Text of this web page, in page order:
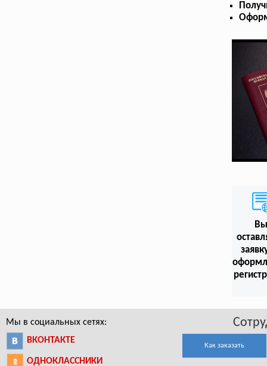
Вы
Мы в социальных сетях:
ВКОНТАКТЕ
ОДНОКЛАССНИКИ
Как заказать